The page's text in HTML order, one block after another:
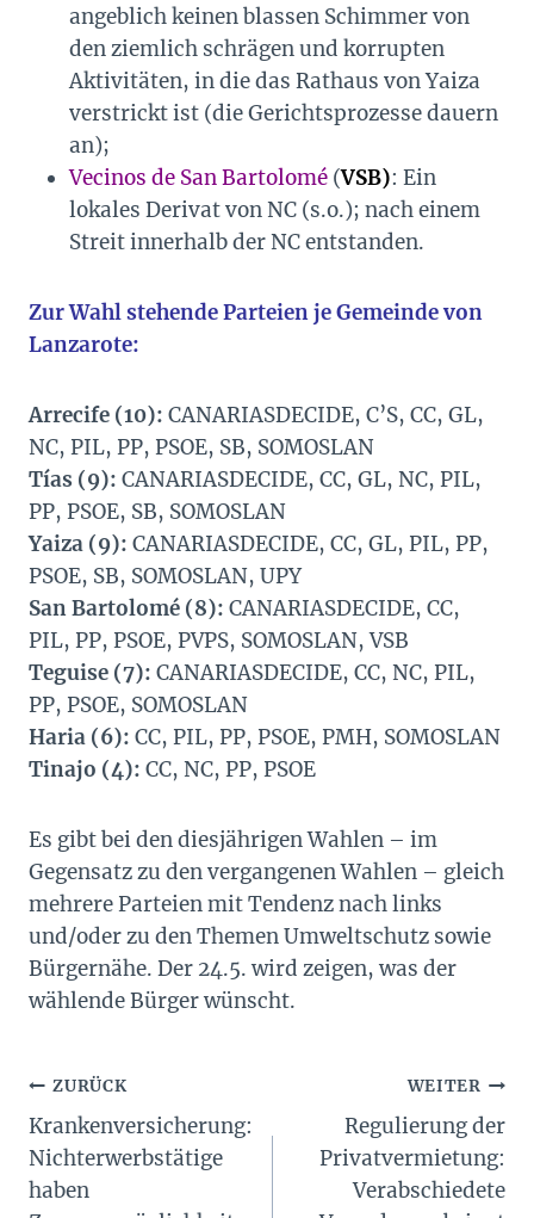
angeblich keinen blassen Schimmer von
den ziemlich schrägen und korrupten
Aktivitäten, in die das Rathaus von Yaiza
verstrickt ist (die Gerichtsprozesse dauern
an);
Vecinos de San Bartolomé (VSB): Ein
lokales Derivat von NC (s.o.); nach einem
Streit innerhalb der NC entstanden.
Zur Wahl stehende Parteien je Gemeinde von
Lanzarote:
Arrecife (10): CANARIASDECIDE, C’S, CC, GL,
NC, PIL, PP, PSOE, SB, SOMOSLAN
Tías (9): CANARIASDECIDE, CC, GL, NC, PIL,
PP, PSOE, SB, SOMOSLAN
Yaiza (9): CANARIASDECIDE, CC, GL, PIL, PP,
PSOE, SB, SOMOSLAN, UPY
San Bartolomé (8): CANARIASDECIDE, CC,
PIL, PP, PSOE, PVPS, SOMOSLAN, VSB
Teguise (7): CANARIASDECIDE, CC, NC, PIL,
PP, PSOE, SOMOSLAN
Haria (6): CC, PIL, PP, PSOE, PMH, SOMOSLAN
Tinajo (4): CC, NC, PP, PSOE
Es gibt bei den diesjährigen Wahlen – im
Gegensatz zu den vergangenen Wahlen – gleich
mehrere Parteien mit Tendenz nach links
und/oder zu den Themen Umweltschutz sowie
Bürgernähe. Der 24.5. wird zeigen, was der
wählende Bürger wünscht.
Beitragsnavigation
ZURÜCK
Krankenversicherung:
Nichterwerbstätige
haben
WEITER
Regulierung der
Privatvermietung:
Verabschiedete